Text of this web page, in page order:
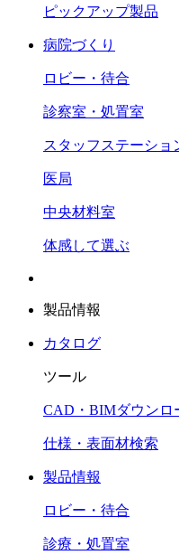
ピックアップ製品
病院づくり
ロビー・待合
診察室・処置室
スタッフステーショ
医局
中央材料室
体感して選ぶ
製品情報
カタログ
ツール
CAD・BIMダウンロ
仕様・表面材検索
製品情報
ロビー・待合
診療・処置室